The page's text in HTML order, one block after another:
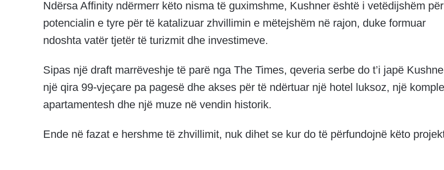
Ndërsa Affinity ndërmerr këto nisma të guximshme, Kushner është i vetëdijshëm për
potencialin e tyre për të katalizuar zhvillimin e mëtejshëm në rajon, duke formuar
ndoshta vatër tjetër të turizmit dhe investimeve.
Sipas një draft marrëveshje të parë nga The Times, qeveria serbe do t’i japë
një qira 99-vjeçare pa pagesë dhe akses për të ndërtuar një hotel luksoz, një
apartamentesh dhe një muze në vendin historik.
Ende në fazat e hershme të zhvillimit, nuk dihet se kur do të përfundojnë këto